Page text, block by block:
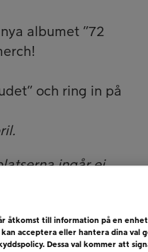
albumet ”72
och ring in på
ingår ej.
14 april.
åtkomst till information på en
acceptera eller hantera dina val
Dessa val kommer att